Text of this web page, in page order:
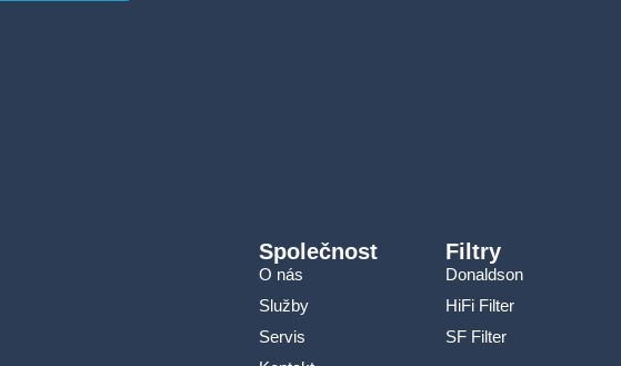
Společnost
O nás
Služby
Servis
Filtry
Donaldson
HiFi Filter
SF Filter